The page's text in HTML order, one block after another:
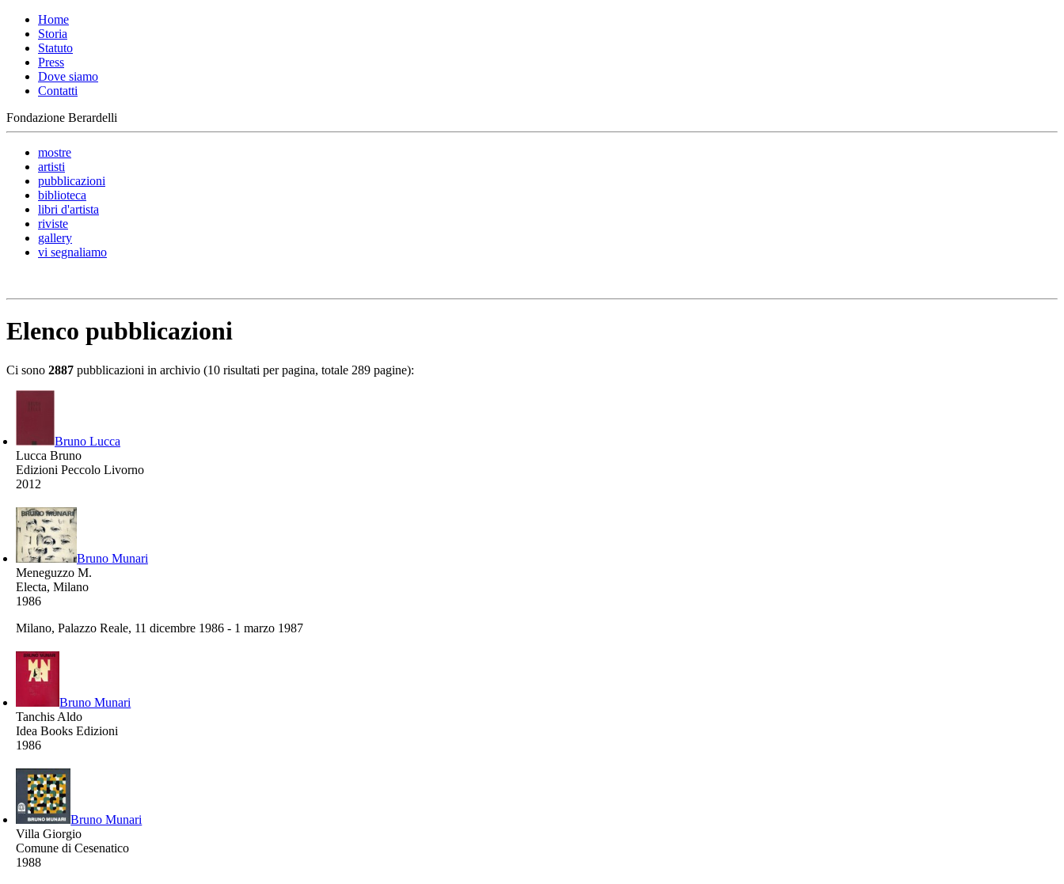
Home
Storia
Statuto
Press
Dove siamo
Contatti
Fondazione Berardelli
mostre
artisti
pubblicazioni
biblioteca
libri d'artista
riviste
gallery
vi segnaliamo
Elenco pubblicazioni
Ci sono 2887 pubblicazioni in archivio (10 risultati per pagina, totale 289 pagine):
Bruno Lucca
Lucca Bruno
Edizioni Peccolo Livorno
2012
Bruno Munari
Meneguzzo M.
Electa, Milano
1986
Milano, Palazzo Reale, 11 dicembre 1986 - 1 marzo 1987
Bruno Munari
Tanchis Aldo
Idea Books Edizioni
1986
Bruno Munari
Villa Giorgio
Comune di Cesenatico
1988